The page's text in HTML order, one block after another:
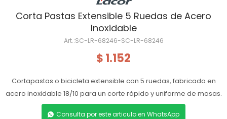
Corta Pastas Extensible 5 Ruedas de Acero
Inoxidable
SC-LR-68246-SC-LR-68246
$ 1.152
Cortapastas o bicicleta extensible con 5 ruedas, fabricado en
acero inoxidable 18/10 para un corte rápido y uniforme de masas.
Consulta por este articulo en WhatsApp